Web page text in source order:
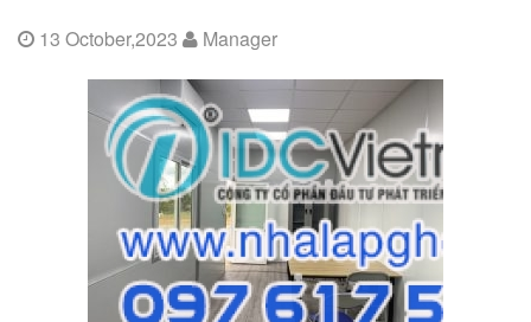
13 October,2023 Manager